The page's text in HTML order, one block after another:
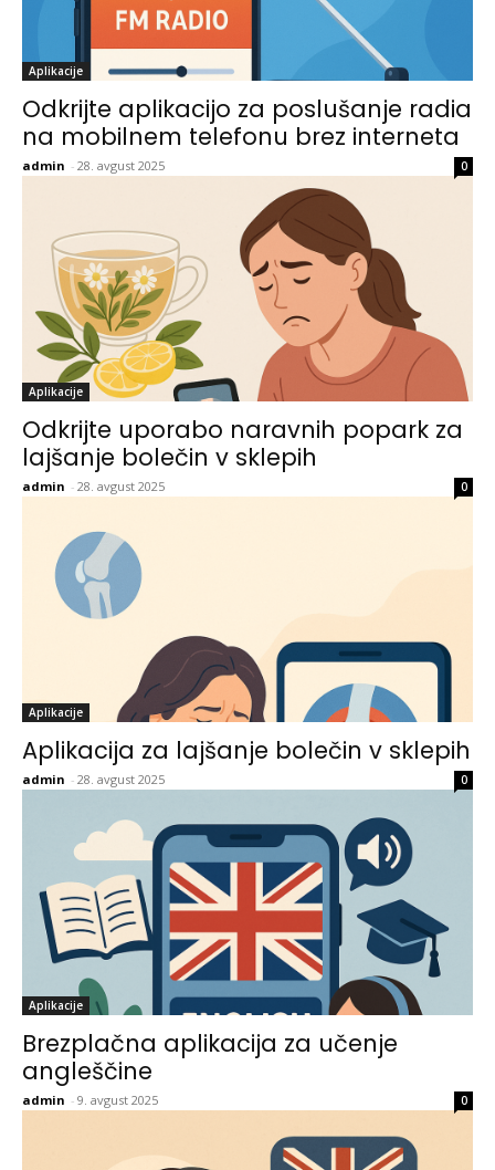
Aplikacije
Odkrijte aplikacijo za poslušanje radia
na mobilnem telefonu brez interneta
admin - 28. avgust 2025 0
Aplikacije
Odkrijte uporabo naravnih popark za
lajšanje bolečin v sklepih
admin - 28. avgust 2025 0
Aplikacije
Aplikacija za lajšanje bolečin v sklepih
admin - 28. avgust 2025 0
Aplikacije
Brezplačna aplikacija za učenje
angleščine
admin - 9. avgust 2025 0